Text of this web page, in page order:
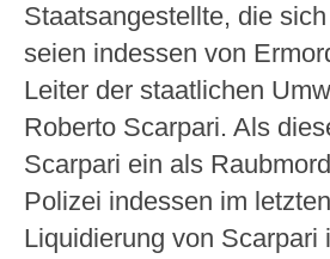
Staatsangestellte, die
seien indessen von
Leiter der staatlichen
Roberto Scarpari. Als
Scarpari ein als
Polizei indessen im
Liquidierung von